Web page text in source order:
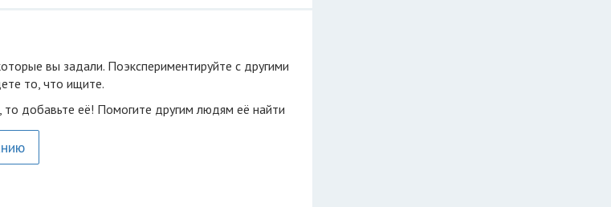
вы задали. Поэкспериментируйте с другими
то, что ищите.
добавьте её! Помогите другим людям её найти